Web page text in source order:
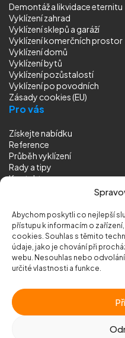
Abychom poskytli co nejlepší
přístupu k informacím o
cookies. Souhlas s těmito
údaje, jako je chování při
webu. Nesouhlas nebo
určité vlastnosti a funkce.
Demontáž a likvidace eternitu
Vyklízení zahrad
Vyklízení sklepů a garáží
Vyklízení komerčních prostor
Vyklízení domů
Vyklízení bytů
Vyklízení pozůstalostí
Vyklízenípo povodních
Zásady cookies (EU)
Pro vás
Získejte nabídku
Reference
Průběh vyklízení
Rady a tipy
Kontakt
© 2026
Chráněno